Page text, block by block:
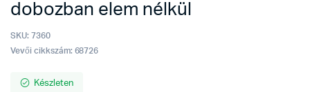
dobozban elem nélkül
SKU: 7360
Vevői cikkszám: 68726
Készleten